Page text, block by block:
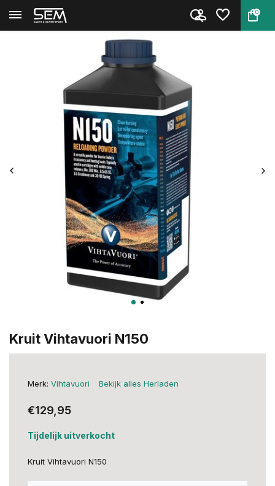
0
Terug Home
Kruit Vihtavuori N150
Merk: Vihtavuori Bekijk alles Herladen
€129,95
Tijdelijk uitverkocht
Kruit Vihtavuori N150